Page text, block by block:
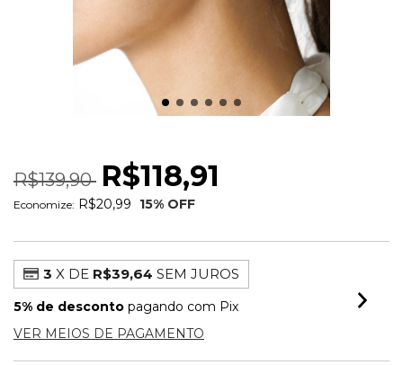
R$139,90 R$118,91
Economize: R$20,99 15% OFF
3 X DE R$39,64 SEM JUROS
5% de desconto pagando com Pix
VER MEIOS DE PAGAMENTO